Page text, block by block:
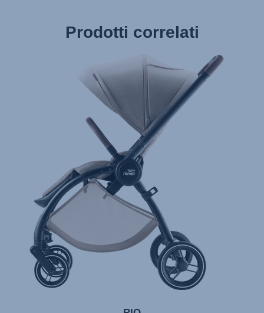
Mode d'emploi (Français)
Instrucciones del usuario (Español)
Manual de instruções (Português)
Istruzioni per l’uso (Italiano)
Инструкция пользователя (Русский язык)
Instrukcja użytkownika (Język polski)
Návod na použitie (Slovenský jazyk)
Инструкция за ползване (Български език)
Upute za uporabu (Hrvatski jezik)
Pokyny k použití (Čeština)
Brugerinstruktioner (Dansk)
Prodotti correlati